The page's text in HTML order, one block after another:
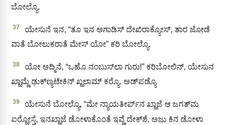
ಬೋಲ್ಯೊ.
37
ಯೇಸುನೆ ಇನ, “ತೂ ಇನ ಅಗಾಡಿಸ್ ದೇಖಿರಾಕ್ಯೋಸ್‌, ತಾರ ಜೋ಼ಡೆ
ವಾತೆ ಬೋಲುಕರಾತೆ ಮೇಸ್ ಯೋ” ಕರಿ ಬೋಲ್ಯೊ.
38
ಯೋ ಅದ್ಮಿನೆ, “ಒಹೊ ನಂಬುಸ್‍ಲಾ ಗುರು!” ಕರಿಬೋಲಿನ್‌, ಯೇಸುನ
ಖ್ಹಾಮ್ಣೆ ಢುಕ್‌ಣ್ಯಟೇಕಿನ್ ಖ್ಹಲಾಮ್ ಕರ‍್ಯೊ. ಅಡ್‌ಪಡ್ಯೊ
39
ಯೇಸುನೆ ಬೋಲ್ಯೊ, “ಮೇ ನ್ಯಾಯತೀರ್ಪ್‌ನ ಖ್ಹಾಜೆ ಆ ಜಗತ್‌ಮ
ಐರ‍್ಹೋಸ್ತೆ, ಇನಖ್ಹಾಜೆ ಡೋಳಾಕೊಂತೆ ಇವ್ಣೆ ದೇಕ್‌ಶೆ, ಅಜು಼ ಕಿನ ಡೋಳಾ